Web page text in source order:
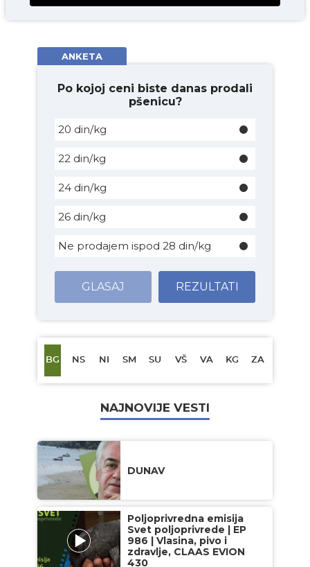
ANKETA
Po kojoj ceni biste danas prodali
pšenicu?
20 din/kg
22 din/kg
24 din/kg
26 din/kg
Ne prodajem ispod 28 din/kg
GLASAJ REZULTATI
BG NS NI SM SU VŠ VA KG ZA
NAJNOVIJE VESTI
DUNAV
Poljoprivredna emisija
Svet poljoprivrede | EP
986 | Vlasina, pivo i
zdravlje, CLAAS EVION
430